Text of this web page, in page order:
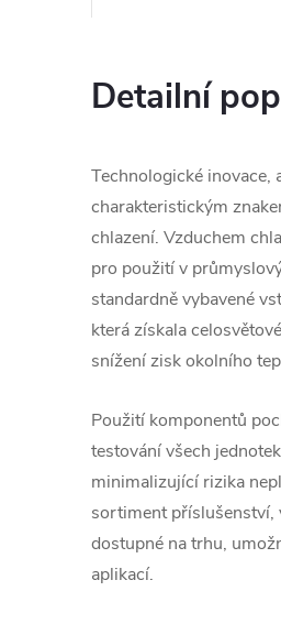
Detailní
Technologické inovace,
charakteristickým
chlazení. Vzduchem
pro použití v
standardně vybavené
která získala
sníženízisk okolního
Použití komponentů
testování všech
minimalizující rizika
sortiment příslušenství,
dostupné na trhu,
aplikací.